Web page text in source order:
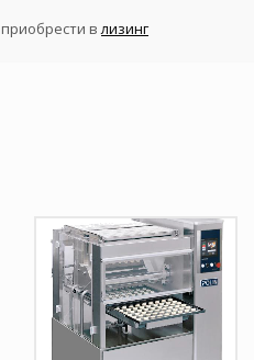
влизинг